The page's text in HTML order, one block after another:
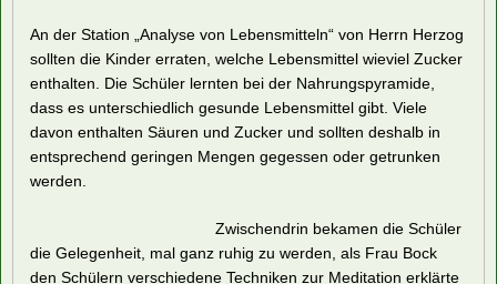
An der Station „Analyse von Lebensmitteln“ von Herrn Herzog
sollten die Kinder erraten, welche Lebensmittel wieviel Zucker
enthalten. Die Schüler lernten bei der Nahrungspyramide,
dass es unterschiedlich gesunde Lebensmittel gibt. Viele
davon enthalten Säuren und Zucker und sollten deshalb in
entsprechend geringen Mengen gegessen oder getrunken
werden.
Zwischendrin bekamen die Schüler
die Gelegenheit, mal ganz ruhig zu werden, als Frau Bock
den Schülern verschiedene Techniken zur Meditation erklärte